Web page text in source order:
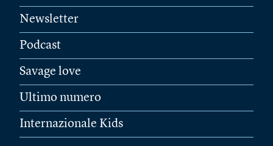
Newsletter
Podcast
Savage love
Ultimo numero
Internazionale Kids